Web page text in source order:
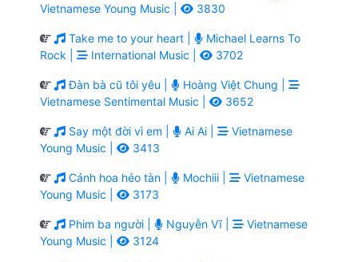
Vietnamese Young Music |
3830
Take me to your heart |
Michael Learns To
Rock |
International Music | 3702
Đàn bà cũ tôi yêu |
Hoàng Việt Chung |
Vietnamese Sentimental Music |
3652
Say một đời vì em | Ai Ai |
Vietnamese
Young Music |
3413
Cánh hoa héo tàn | Mochiii |
Vietnamese
Young Music |
3173
Phim ba người | Nguyễn Vĩ |
Vietnamese
Young Music |
3124